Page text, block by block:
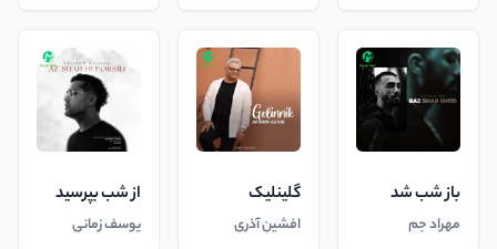
باز شب شد
مهراد جم
گلینلیک
افشین آذری
از شب بپرسید
یوسف زمانی